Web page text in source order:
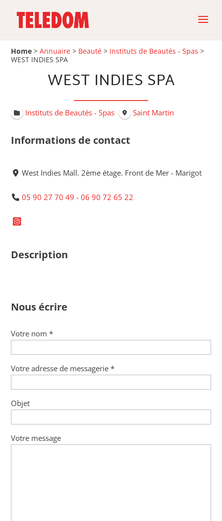
Home >Annuaire > Beauté > Instituts de Beautés - Spas >
WEST INDIES SPA
WEST INDIES SPA
Instituts de Beautés - Spas Saint Martin
Informations de contact
West Indies Mall. 2ème étage. Front de Mer - Marigot
05 90 27 70 49 - 06 90 72 65 22
Description
Nous écrire
Votre nom *
Votre adresse de messagerie *
Objet
Votre message